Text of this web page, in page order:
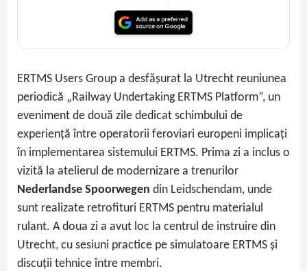
ERTMS Users Group a desfășurat la Utrecht reuniunea
periodică „Railway Undertaking ERTMS Platform”, un
eveniment de două zile dedicat schimbului de
experiență între operatorii feroviari europeni implicați
în implementarea sistemului ERTMS. Prima zi a inclus o
vizită la atelierul de modernizare a trenurilor
Nederlandse Spoorwegen din Leidschendam, unde
sunt realizate retrofituri ERTMS pentru materialul
rulant. A doua zi a avut loc la centrul de instruire din
Utrecht, cu sesiuni practice pe simulatoare ERTMS și
discuții tehnice între membri.